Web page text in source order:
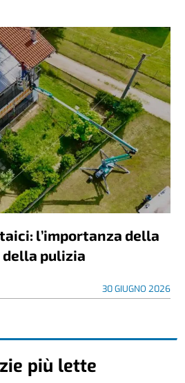
l’importanza della
pulizia
30 GIUGNO 2026
più lette